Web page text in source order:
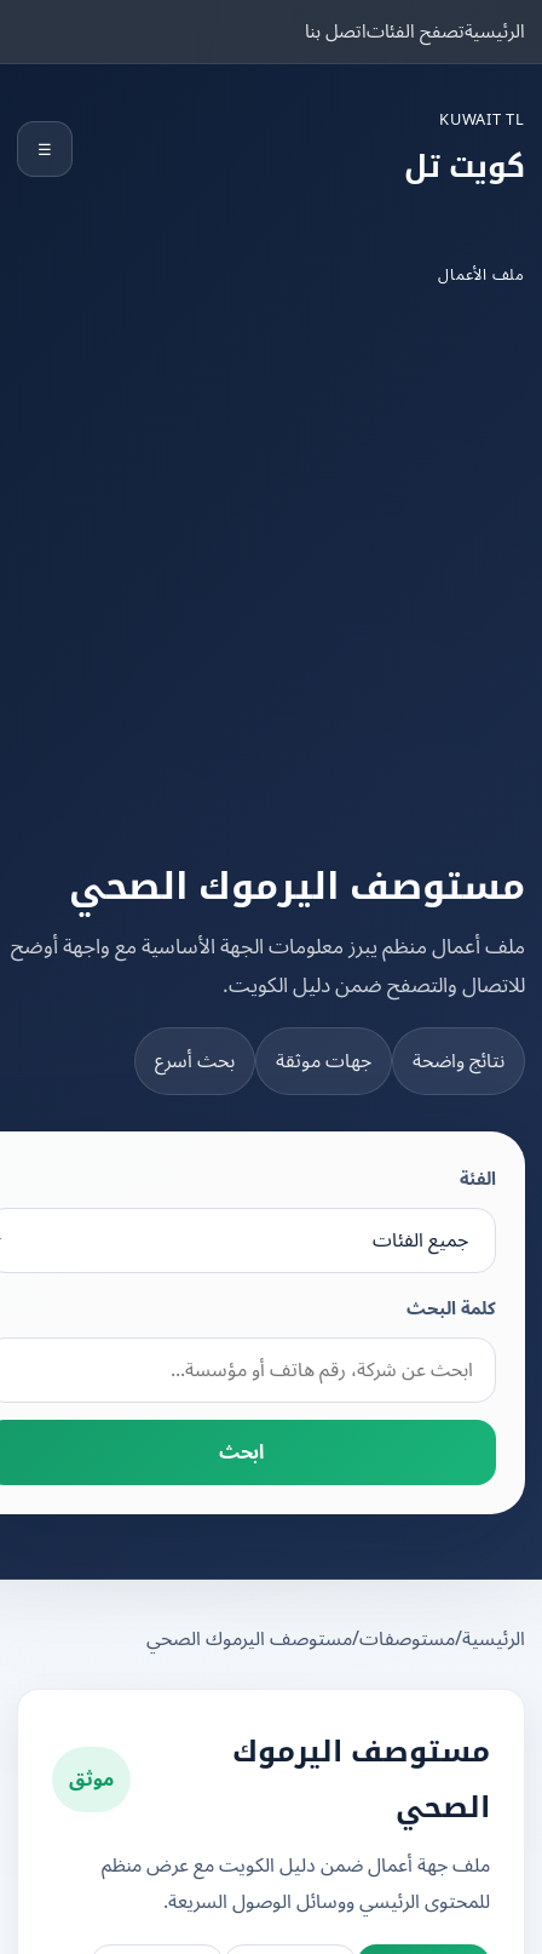
تصفح الفئاتاتصل بنا
تل
اليرموك الصحي
منظم يبرز معلومات الجهة الأساسية مع واجهة أوضح
والتصفح ضمن دليل الكويت.
واضحة جهات موثقة بحث أسرع
كلمة البحث
ابحث
/مستوصفات/مستوصف اليرموك الصحي
مستوصف اليرموك
الصحي
موثق
ملف جهة أعمال ضمن دليل الكويت مع عرض منظم
للمحتوى الرئيسي ووسائل الوصول السريعة.